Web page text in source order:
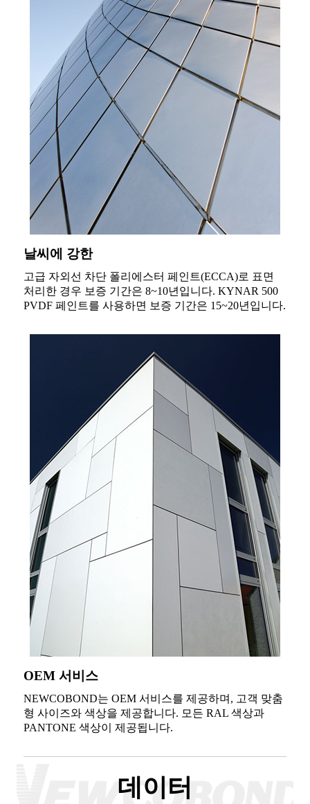
날씨에 강한
고급 자외선 차단 폴리에스터 페인트(ECCA)로 표면
처리한 경우 보증 기간은 8~10년입니다. KYNAR 500
PVDF 페인트를 사용하면 보증 기간은 15~20년입니다.
OEM 서비스
NEWCOBOND는 OEM 서비스를 제공하며, 고객 맞춤
형 사이즈와 색상을 제공합니다. 모든 RAL 색상과
PANTONE 색상이 제공됩니다.
데이터